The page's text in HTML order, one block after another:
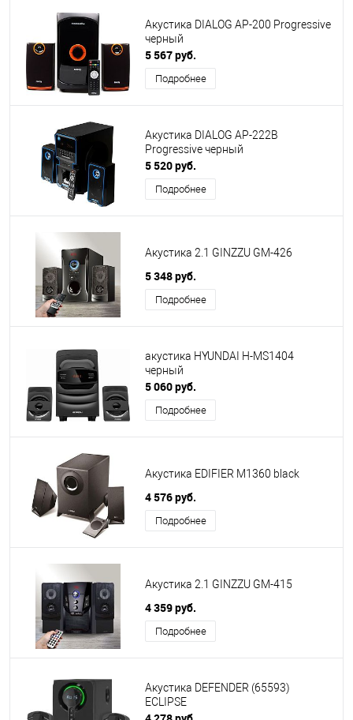
Акустика DIALOG AP-200 Progressive
черный
5 567 руб.
Подробнее
Акустика DIALOG AP-222B
Progressive черный
5 520 руб.
Подробнее
Акустика 2.1 GINZZU GM-426
5 348 руб.
Подробнее
акустика HYUNDAI H-MS1404
черный
5 060 руб.
Подробнее
Акустика EDIFIER M1360 black
4 576 руб.
Подробнее
Акустика 2.1 GINZZU GM-415
4 359 руб.
Подробнее
Акустика DEFENDER (65593)
ECLIPSE